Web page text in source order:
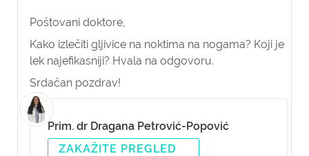
Poštovani doktore,
Kako izlečiti gljivice na noktima na nogama? Koji je
lek najefikasniji? Hvala na odgovoru.
Srdačan pozdrav!
Prim. dr Dragana Petrović-Popović
ZAKAŽITE PREGLED